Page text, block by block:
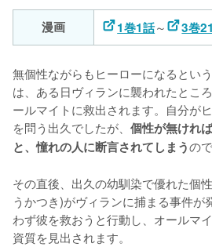
漫画 1巻1話～ 3巻
無個性ながらもヒーローになるとい
は、ある日ヴィランに襲われたとこ
ールマイトに救出されます。自分が
を問う出久でしたが、 個性が無けれ
と、憧れの人に断言されてしまうの
その直後、出久の幼馴染で優れた個
うかつき)がヴィランに捕まる事件が
わず彼を救おうと行動し、オールマ
資質を見出されます。